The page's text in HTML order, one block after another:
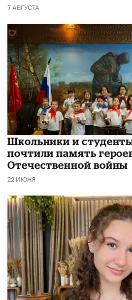
7 АВГУСТА
Школьники и
почтили память
Отечественной войны
22 ИЮНЯ